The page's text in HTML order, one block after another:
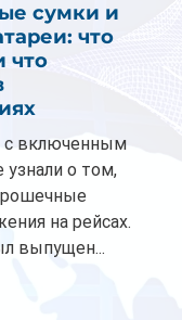
сумки и
что
что
с включенным
узнали о том,
на рейсах.
выпущен...